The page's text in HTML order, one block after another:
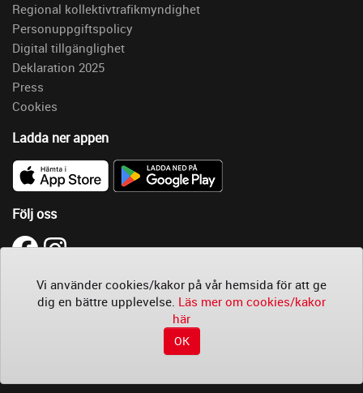
Läs
mer
om
cookies/kakor
Vi använder cookies/kakor på vår hemsida för att ge
dig en bättre upplevelse. Läs mer om cookies/kakor
här
OK
Regional kollektivtrafikmyndighet
Personuppgiftspolicy
Digital tillgänglighet
Deklaration 2025
Press
Cookies
Ladda ner appen
Följ oss